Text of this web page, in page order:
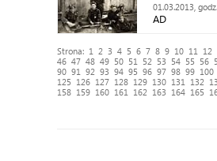
01.03.2013,
AD
Strona: 1 2 3 4 5 6 7 8 9 10 11 12
46 47 48 49 50 51 52 53 54 55 56
90 91 92 93 94 95 96 97 98 99 100
125
126 127 128 129 130 131 132
158 159 160 161 162 163 164 165